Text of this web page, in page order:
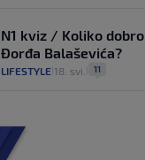
N1 kviz / Koliko
Đorđa Balaševića?
LIFESTYLE 18. svi. 11